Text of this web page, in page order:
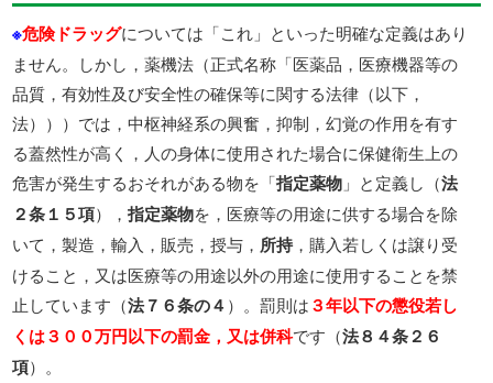
※危険ドラッグについては「これ」といった明確な定義はあり
ません。しかし，薬機法（正式名称「医薬品，医療機器等の
品質，有効性及び安全性の確保等に関する法律（以下，
法）））では，中枢神経系の興奮，抑制，幻覚の作用を有す
る蓋然性が高く，人の身体に使用された場合に保健衛生上の
危害が発生するおそれがある物を「指定薬物 」と定義し（法
２条１５項），指定薬物を，医療等の用途に供する場合を除
いて，製造，輸入，販売，授与， 所持，購入若しくは譲り受
けること，又は医療等の用途以外の用途に使用することを禁
止しています（法７６条の４ ）。罰則は３年以下の懲役若し
くは３００万円以下の罰金，又は併科です（法８４条２６
項）。